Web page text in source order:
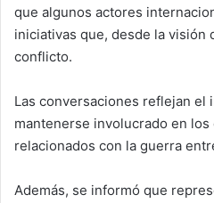
que algunos actores
iniciativas que, desde la visión
conflicto.
Las conversaciones reflejan el
mantenerse involucrado en
relacionados con la guerra
Además, se informó que